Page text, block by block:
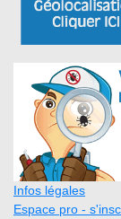
Infos légales
Espace pro -